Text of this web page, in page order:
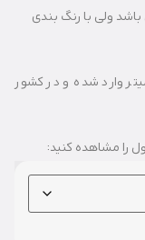
رنگ بندی
شده و در کشور
کنید: